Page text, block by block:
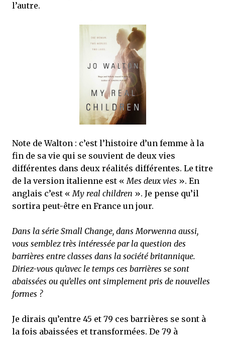
l’autre.
Note de Walton : c’est l’histoire d’un femme à la
fin de sa vie qui se souvient de deux vies
différentes dans deux réalités différentes. Le titre
de la version italienne est « Mes deux vies ». En
anglais c’est « My real children ». Je pense qu’il
sortira peut-être en France un jour.
Dans la série Small Change, dans Morwenna aussi,
vous semblez très intéressée par la question des
barrières entre classes dans la société britannique.
Diriez-vous qu’avec le temps ces barrières se sont
abaissées ou qu’elles ont simplement pris de nouvelles
formes ?
Je dirais qu’entre 45 et 79 ces barrières se sont à
la fois abaissées et transformées. De 79 à